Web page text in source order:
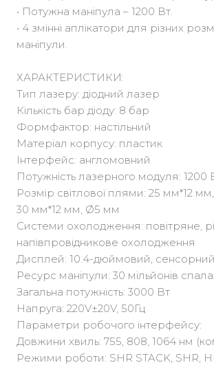
• Потужна маніпула – 1200 Вт.
• 4 змінні аплікатори для різних
маніпули.
ХАРАКТЕРИСТИКИ:
Тип лазеру: діодний лазер
Кількість бар діоду: 8 бар
Формфактор: настільний
Матеріал корпусу: пластик
Інтерфейс: англомовний
Потужність лазерного модуля: 1200
Розмір світлової плями: 25 мм*12
30 мм*12 мм, Ø5 мм
Системи охолодження: повітряне,
напівпровідникове охолодження
Дисплей: 10.4-дюймовий, сенсорний
Ресурс маніпули: 30 мільйонів
Загальна потужність: 3000 Вт
Напруга: 220V±20V, 50Гц
Параметри робочого інтерфейсу:
Довжини хвиль: 755, 808, 1064 нм
Режими роботи: SHR STACK, SHR,